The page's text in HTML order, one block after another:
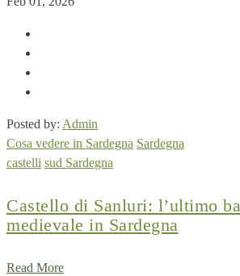
Posted by: Admin
Cosa vedere in Sardegna Sardegna
castelli sud Sardegna
Castello di Sanluri: l’ultimo
medievale in Sardegna
Read More